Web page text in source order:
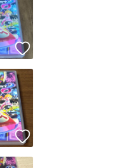
設定した発送日数内に発送しています